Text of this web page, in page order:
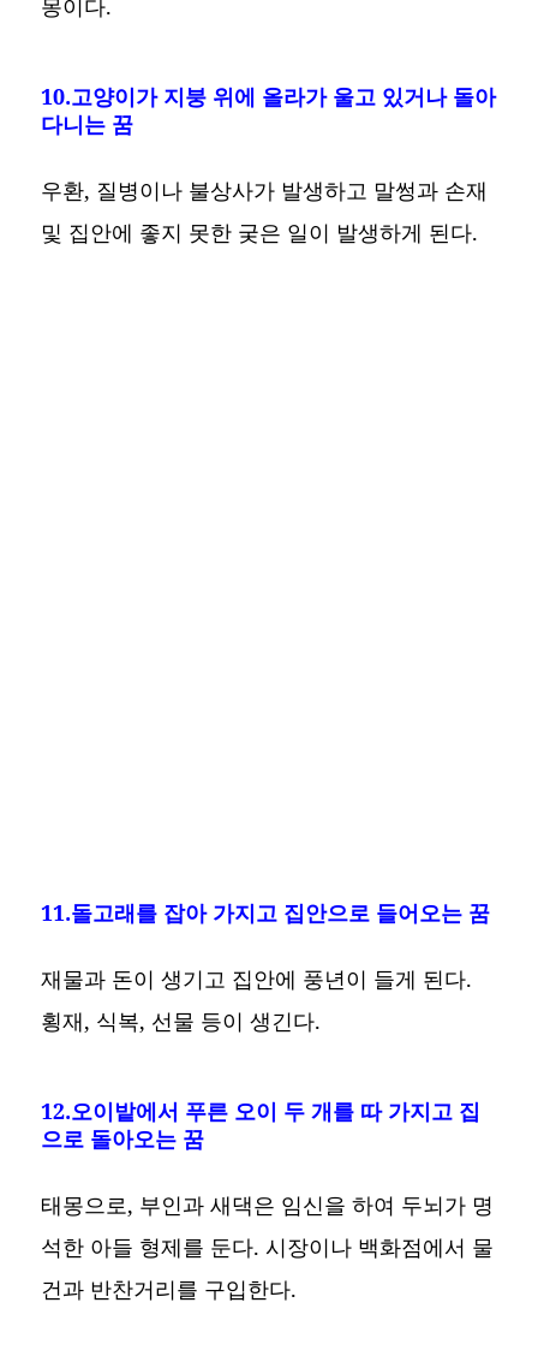
10.고양이가 지붕 위에 올라가 울고 있거나 돌아
다니는 꿈
우환, 질병이나 불상사가 발생하고 말썽과 손재
및 집안에 좋지 못한 궂은 일이 발생하게 된다.
11.돌고래를 잡아 가지고 집안으로 들어오는 꿈
재물과 돈이 생기고 집안에 풍년이 들게 된다.
횡재, 식복, 선물 등이 생긴다.
12.오이밭에서 푸른 오이 두 개를 따 가지고 집
으로 돌아오는 꿈
태몽으로, 부인과 새댁은 임신을 하여 두뇌가 명
석한 아들 형제를 둔다. 시장이나 백화점에서 물
건과 반찬거리를 구입한다.